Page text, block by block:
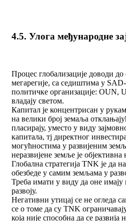
4.5. Улога међународне
Процес глобализације доводи
мегарегије, са седиштима у
политичке организације: OUN,
владају светом.
Капитал је концентрисан у
на велики број земаља
пласирају, уместо у виду
капитала, тј директног
могућностима у развијеним
неразвијене земље је
Глобална стратегија TNK је да
обезбеде у самим земљама у
Треба имати у виду да оне
развоју.
Негативни утицај се не огледа
се о томе да су TNK
која није способна да се